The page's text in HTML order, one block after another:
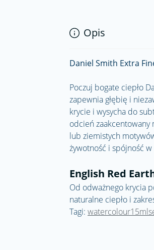
Opis
Daniel Smith Extra
Poczuj bogate ciepło
zapewnia głębię i
krycie i wysycha do
odcień
lub ziemistych
żywotność i spójność
English Red
Od odważnego krycia
naturalne ciepło i
Tagi: